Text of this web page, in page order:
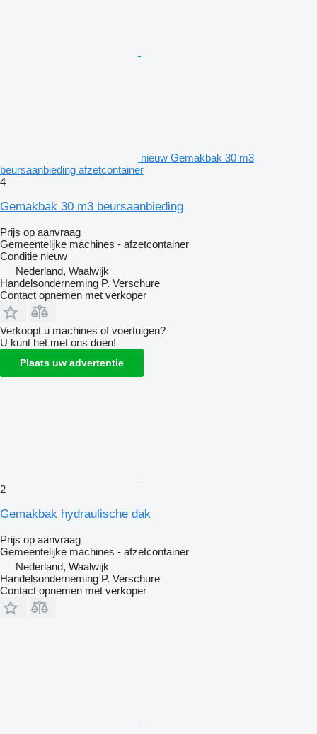
nieuw Gemakbak 30 m3
beursaanbieding afzetcontainer
4
Gemakbak 30 m3 beursaanbieding
Prijs op aanvraag
Gemeentelijke machines - afzetcontainer
Conditie nieuw
Nederland, Waalwijk
Handelsonderneming P. Verschure
Contact opnemen met verkoper
Verkoopt u machines of voertuigen?
U kunt het met ons doen!
Plaats uw advertentie
2
Gemakbak hydraulische dak
Prijs op aanvraag
Gemeentelijke machines - afzetcontainer
Nederland, Waalwijk
Handelsonderneming P. Verschure
Contact opnemen met verkoper